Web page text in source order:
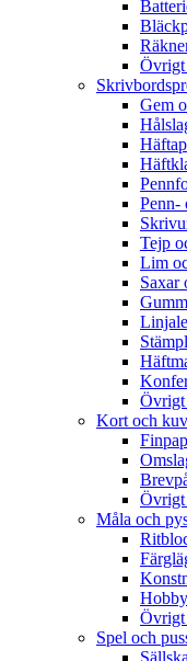
Övrigt
Gem
Penn-
Tejp
Lim
Saxar
Övrigt
Kort och
Måla och
Övrigt
Spel och